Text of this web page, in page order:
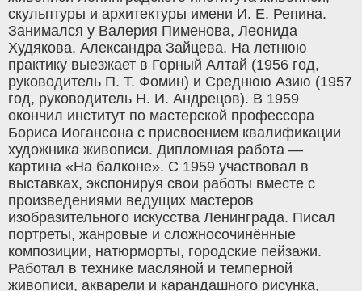
скульптуры и архитектуры имени И. Е. Репина.
Занимался у Валерия Пименова, Леонида
Худякова, Александра Зайцева. На летнюю
практику выезжает в Горный Алтай (1956 год,
руководитель П. Т. Фомин) и Среднюю Азию (1957
год, руководитель Н. И. Андрецов). В 1959
окончил институт по мастерской профессора
Бориса Иогансона с присвоением квалификации
художника живописи. Дипломная работа —
картина «На балконе». С 1959 участвовал в
выставках, экспонируя свои работы вместе с
произведениями ведущих мастеров
изобразительного искусства Ленинграда. Писал
портреты, жанровые и сложносочинённые
композиции, натюрморты, городские пейзажи.
Работал в технике масляной и темперной
живописи, акварели и карандашного рисунка,